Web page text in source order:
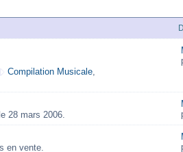
Compilation Musicale,
28 mars 2006.
en vente.